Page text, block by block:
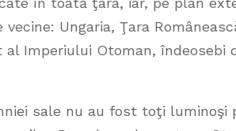
Ungaria, Ţara
al Imperiului Otoman,
sale nu au fost toţi